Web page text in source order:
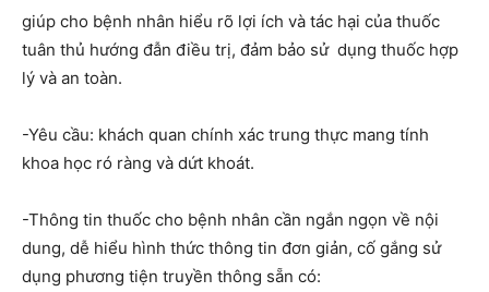
giúp cho bệnh nhân hiểu rõ lợi ích và tác hại của thuốc
tuân thủ hướng đẫn điều trị, đảm bảo sử dụng thuốc hợp
lý và an toàn.
-Yêu cầu: khách quan chính xác trung thực mang tính
khoa học ró ràng và dứt khoát.
-Thông tin thuốc cho bệnh nhân cần ngắn ngọn về nội
dung, dễ hiểu hình thức thông tin đơn giản, cố gắng sử
dụng phương tiện truyền thông sẵn có: